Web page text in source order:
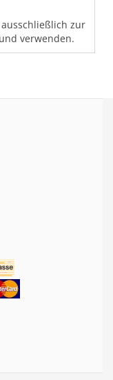
zur
verwenden.